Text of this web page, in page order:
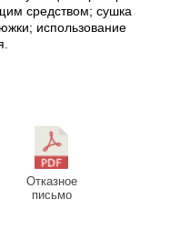
средством; сушка
использование
Отказное
письмо